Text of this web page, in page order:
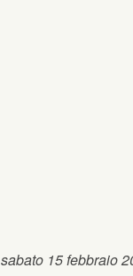
sabato 15 febbraio